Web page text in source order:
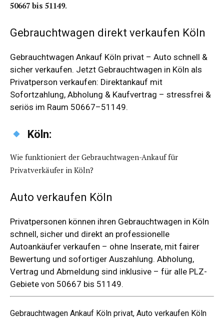
50667 bis 51149.
Gebrauchtwagen direkt verkaufen Köln
Gebrauchtwagen Ankauf Köln privat – Auto schnell &
sicher verkaufen. Jetzt Gebrauchtwagen in Köln als
Privatperson verkaufen: Direktankauf mit
Sofortzahlung, Abholung & Kaufvertrag – stressfrei &
seriös im Raum 50667–51149.
Köln:
Wie funktioniert der Gebrauchtwagen-Ankauf für
Privatverkäufer in Köln?
Auto verkaufen Köln
Privatpersonen können ihren Gebrauchtwagen in Köln
schnell, sicher und direkt an professionelle
Autoankäufer verkaufen – ohne Inserate, mit fairer
Bewertung und sofortiger Auszahlung. Abholung,
Vertrag und Abmeldung sind inklusive – für alle PLZ-
Gebiete von 50667 bis 51149.
Gebrauchtwagen Ankauf Köln privat, Auto verkaufen Köln